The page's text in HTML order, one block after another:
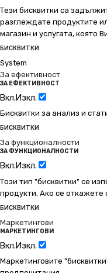
Тези бисквитки са
разглеждате продуктите
магазин и услугата, която
БИСКВИТКИ
System
За ефективност
ЗА ЕФЕКТИВНОСТ
Вкл.Изкл.
Бисквитки за анализ и
БИСКВИТКИ
За функционалности
ЗА ФУНКЦИОНАЛНОСТИ
Вкл.Изкл.
Този тип "бисквитки" се
продукти. Ако се
БИСКВИТКИ
Маркетингови
МАРКЕТИНГОВИ
Вкл.Изкл.
Маркетинговите